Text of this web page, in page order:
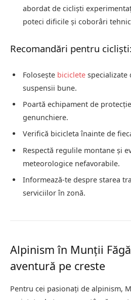
abordat de cicliști
poteci dificile și coborâri
Recomandări pentru cicliști:
Folosește biciclete specializate
suspensii bune.
Poartă echipament de
genunchiere.
Verifică bicicleta înainte de
Respectă regulile montane și
meteorologice nefavorabile.
Informează-te despre starea
serviciilor în zonă.
Alpinism în Munții
aventură pe creste
Pentru cei pasionați de alpinism,